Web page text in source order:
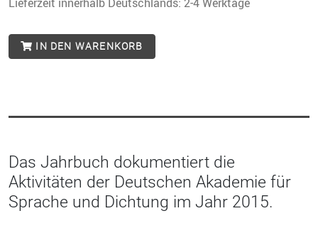
IN DEN WARENKORB
Das Jahrbuch dokumentiert die
Aktivitäten der Deutschen Akademie für
Sprache und Dichtung im Jahr 2015.